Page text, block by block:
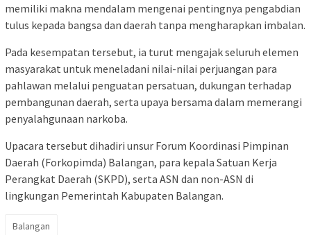
memiliki makna mendalam mengenai pentingnya pengabdian
tulus kepada bangsa dan daerah tanpa mengharapkan imbalan.
Pada kesempatan tersebut, ia turut mengajak seluruh elemen
masyarakat untuk meneladani nilai-nilai perjuangan para
pahlawan melalui penguatan persatuan, dukungan terhadap
pembangunan daerah, serta upaya bersama dalam memerangi
penyalahgunaan narkoba.
Upacara tersebut dihadiri unsur Forum Koordinasi Pimpinan
Daerah (Forkopimda) Balangan, para kepala Satuan Kerja
Perangkat Daerah (SKPD), serta ASN dan non-ASN di
lingkungan Pemerintah Kabupaten Balangan.
Balangan